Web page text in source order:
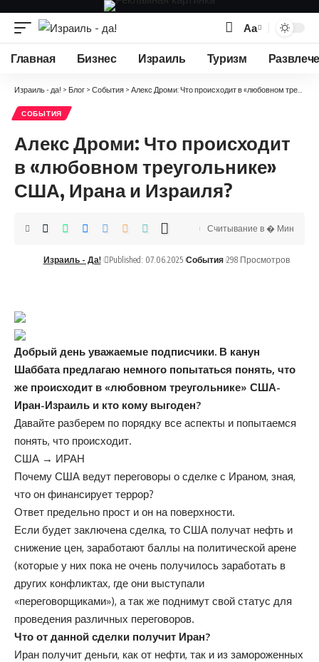
Изменение
размера
Аа
Главная Бизнес Израиль Туризм
Израиль - да! > Блог > События > Алекс Дроми: Что происходит в «любовном треугольнике» США, Ирана и Израиля?
СОБЫТИЯ
Алекс Дроми: Что происходит
в «любовном треугольнике»
США, Ирана и Израиля?
Израиль - Да! Published: 07.06.2025 События 298 Просмотров
Считывание в � Мин
Добрый день уважаемые подписчики. В канун
Шаббата предлагаю немного попытаться понять, что
же происходит в «любовном треугольнике» США-
Иран-Израиль и кто кому выгоден?
Давайте разберем по порядку все аспекты и попытаемся
понять, что происходит.
США → ИРАН
Почему США ведут переговоры о сделке с Ираном, зная,
что он финансирует террор?
Ответ предельно прост и он на поверхности.
Если будет заключена сделка, то США получат нефть и
снижение цен, заработают баллы на политической арене
(которые у них пока не очень получилось заработать в
других конфликтах, где они выступали
«переговорщиками»), а так же поднимут свой статус для
проведения различных переговоров.
Что от данной сделки получит Иран?
Иран получит деньги, как от нефти, так и из замороженных